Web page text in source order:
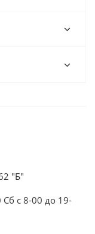
"Б"
с 8-00 до 19-